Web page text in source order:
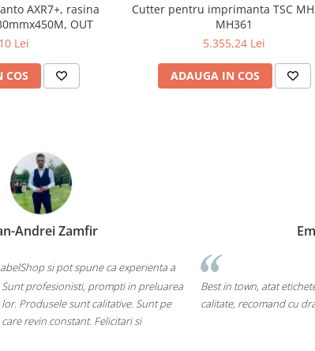
AXR7+, rasina
OUT
Lei
COS
Cutter pentru imprimanta TSC
MH361
5.355,24 Lei
ADAUGA IN COS
Andrei Zamfir
si pot spune ca experienta a
profesionisti, prompti in preluarea
Produsele sunt calitative. Sunt pe
revin constant. Felicitari si
Best in town, atat
calitate, recomand cu